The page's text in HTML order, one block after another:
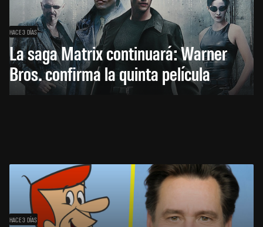
HACE 3 DÍAS
La saga Matrix continuará: Warner
Bros. confirma la quinta película
HACE 3 DÍAS